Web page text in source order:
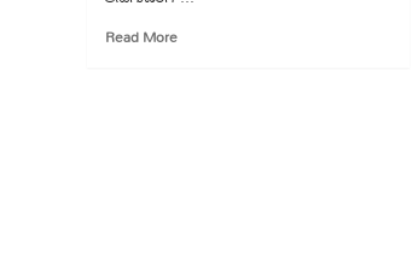
Read MoreRead